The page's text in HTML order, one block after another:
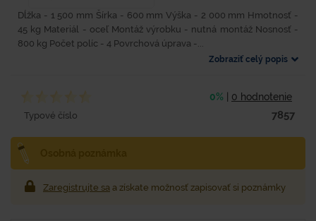
Dĺžka - 1 500 mm Šírka - 600 mm Výška - 2 000 mm Hmotnosť -
45 kg Materiál - oceľ Montáž výrobku - nutná montáž Nosnosť -
800 kg Počet políc - 4 Povrchová úprava -...
Zobraziť celý popis
0% 0 hodnotenie
Typové číslo 7857
Zaregistrujte sa a získate možnosť zapisovať si poznámky